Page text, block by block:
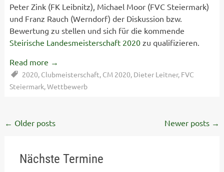
Peter Zink (FK Leibnitz), Michael Moor (FVC Steiermark)
und Franz Rauch (Werndorf) der Diskussion bzw.
Bewertung zu stellen und sich für die kommende
Steirische Landesmeisterschaft 2020zu qualifizieren.
Read more →
2020, Clubmeisterschaft, CM 2020, Dieter Leitner, FVC
Steiermark,Wettbewerb
Posts
← Older posts Newer posts →
Nächste Termine